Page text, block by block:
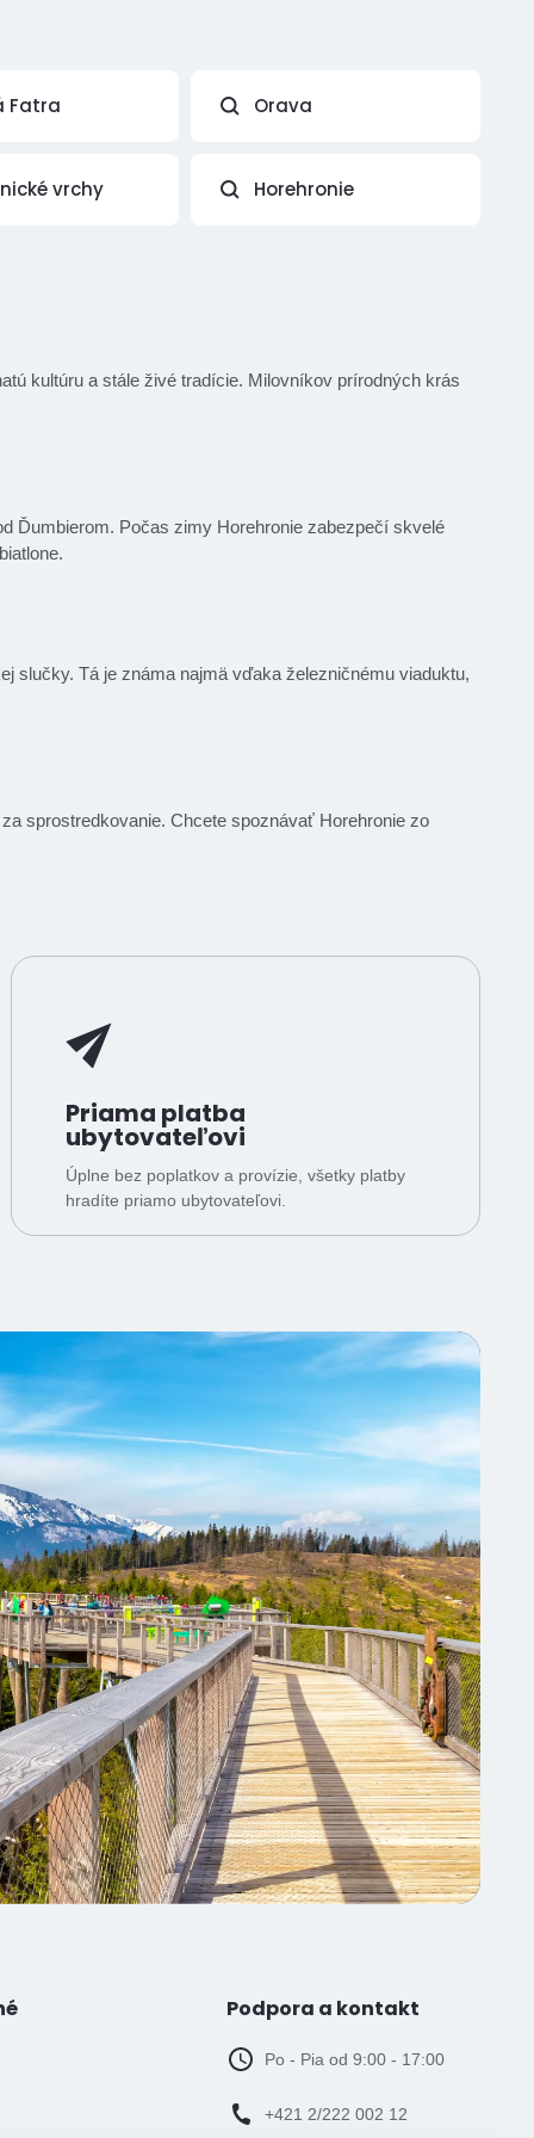
Fatra Orava
vrchy Horehronie
kultúru a stále živé tradície. Milovníkov prírodných krás
Ďumbierom. Počas zimy Horehronie zabezpečí skvelé
slučky. Tá je známa najmä vďaka železničnému viaduktu,
sprostredkovanie. Chcete spoznávať Horehronie zo
Priama platba
ubytovateľovi
Úplne bez poplatkov a provízie, všetky platby
hradíte priamo ubytovateľovi.
Podpora a kontakt
Po - Pia od 9:00 - 17:00
+421 2/222 002 12